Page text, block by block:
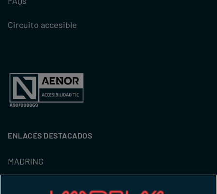
Circuito accesible
ENLACES DESTACADOS
MADRING